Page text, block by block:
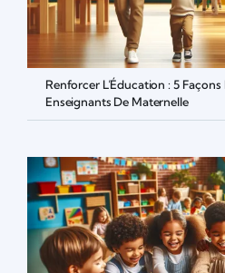
Renforcer L’Éducation : 5
Enseignants De Maternelle